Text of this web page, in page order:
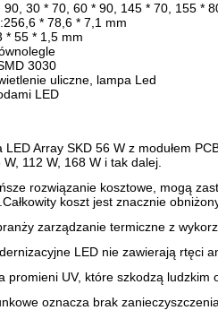
90, 30 * 70, 60 * 90, 145 * 70, 155 *
256,6 * 78,6 * 7,1 mm
* 55 * 1,5 mm
3030
uliczne, lampa Led
LED
LED Array SKD 56 W z modułem
112 W, 168 W i tak dalej.
rozwiązanie kosztowe, mogą
koszt jest znacznie
zarządzanie termiczne z
LED nie zawierają rtęci
promieni UV, które szkodzą ludzkim
oznacza brak